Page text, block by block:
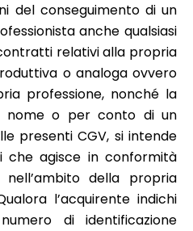
del conseguimento di un
anche qualsiasi
relativi alla propria
o analoga ovvero
professione, nonché la
nome o per conto di un
presenti CGV, si intende
che agisce in conformità
della propria
l’acquirente indichi
di identificazione